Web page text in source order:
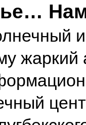
жаркий